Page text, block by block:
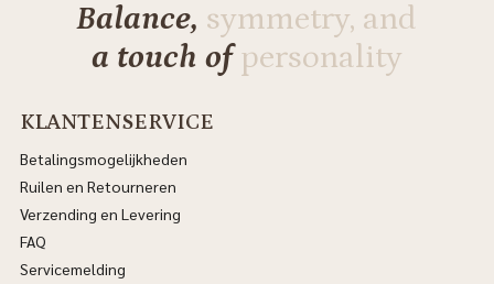
Balance, symmetry, and
a touch ofpersonality
KLANTENSERVICE
Betalingsmogelijkheden
Ruilen en Retourneren
Verzending en Levering
FAQ
Servicemelding